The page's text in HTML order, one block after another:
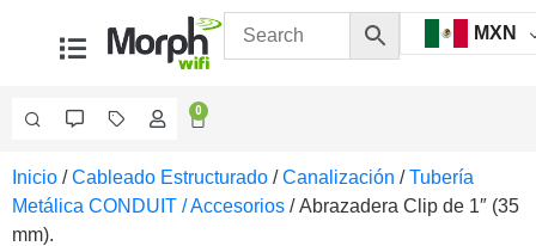
MXN
0
Videovigilancia
Accesorios
Inicio /Cableado Estructurado /Canalización /Tubería
Metálica CONDUIT / Accesorios / Abrazadera Clip de 1″ (35
mm).